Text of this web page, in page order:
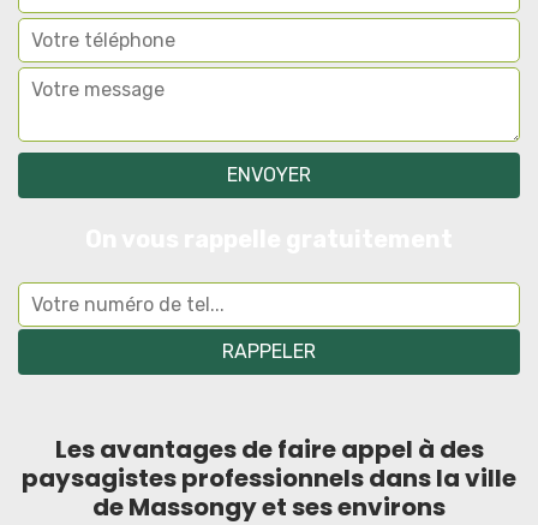
Les avantages de faire appel à des
paysagistes professionnels dans la ville
de Massongy et ses environs